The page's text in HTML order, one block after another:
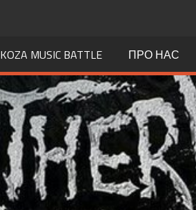
KOZA MUSIC BATTLE ПРО НАС